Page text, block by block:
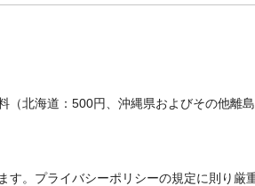
北海道：500円、沖縄県およびその他離
。プライバシーポリシーの規定に則り厳